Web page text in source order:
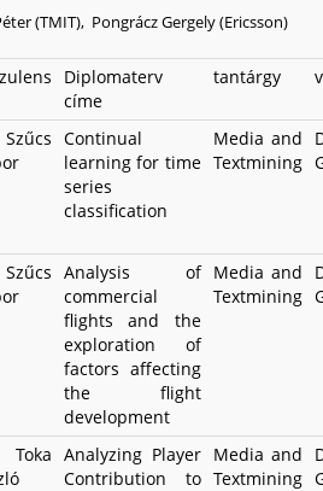
(TMIT), Pongrácz Gergely (Ericsson)
Diplomaterv
címe
tantárgy
Continual
learning for time
series
classification
Media and
Textmining
Analysis of
commercial
flights and the
exploration of
factors affecting
the flight
development
Media and
Textmining
Toka Analyzing Player
Contribution to
Media and
Textmining